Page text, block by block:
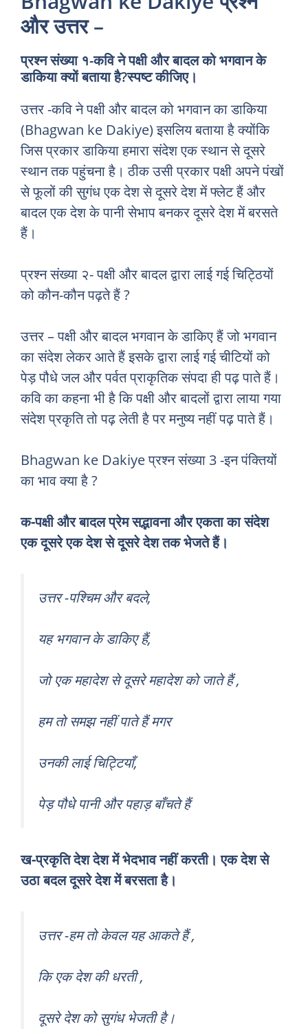
और उत्तर –
प्रश्न संख्या १-कवि ने पक्षी और बादल को भगवान के
डाकिया क्यों बताया है?स्पष्ट कीजिए।
उत्तर -कवि ने पक्षी और बादल को भगवान का डाकिया
(Bhagwan ke Dakiye) इसलिय बताया है क्योंकि
जिस प्रकार डाकिया हमारा संदेश एक स्थान से दूसरे
स्थान तक पहुंचना है। ठीक उसी प्रकार पक्षी अपने पंखों
से फूलों की सुगंध एक देश से दूसरे देश में फ्लेट हैं और
बादल एक देश के पानी सेभाप बनकर दूसरे देश में बरसते
हैं।
प्रश्न संख्या २- पक्षी और बादल द्वारा लाई गई चिट्ठियों
को कौन-कौन पढ़ते हैं ?
उत्तर – पक्षी और बादल भगवान के डाकिए हैं जो भगवान
का संदेश लेकर आते हैं इसके द्वारा लाई गई चीटियों को
पेड़ पौधे जल और पर्वत प्राकृतिक संपदा ही पढ़ पाते हैं।
कवि का कहना भी है कि पक्षी और बादलों द्वारा लाया गया
संदेश प्रकृति तो पढ़ लेती है पर मनुष्य नहीं पढ़ पाते हैं।
Bhagwan ke Dakiye प्रश्न संख्या 3 -इन पंक्तियों
का भाव क्या है ?
क-पक्षी और बादल प्रेम सद्भावना और एकता का संदेश
एक दूसरे एक देश से दूसरे देश तक भेजते हैं।
उत्तर -पश्चिम और बदले,
यह भगवान के डाकिए हैं,
जो एक महादेश से दूसरे महादेश को जाते हैं ,
हम तो समझ नहीं पाते हैं मगर
उनकी लाई चिट्टियाँ,
पेड़ पौधे पानी और पहाड़ बाँचते हैं
ख-प्रकृति देश देश में भेदभाव नहीं करती। एक देश से
उठा बदल दूसरे देश में बरसता है।
उत्तर -हम तो केवल यह आकते हैं ,
कि एक देश की धरती ,
दूसरे देश को सुगंध भेजती है।